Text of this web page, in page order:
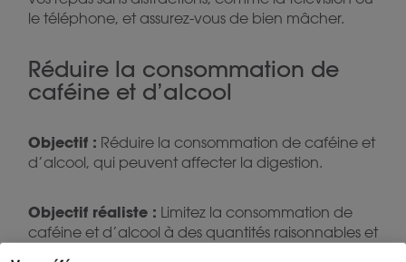
le téléphone, et assurez-vous de bien mâcher.
Réduire la consommation de
caféine et d’alcool
Objectif : Réduire la consommation de caféine et
d’alcool, qui peuvent affecter la digestion.
Objectif réaliste : Limitez la consommation de
caféine et d’alcool à des quantités raisonnables et